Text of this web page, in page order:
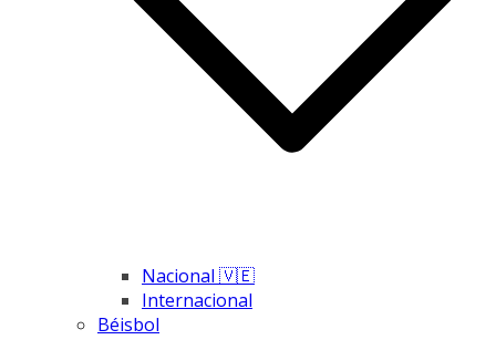
Nacional 🇻🇪
Internacional
Béisbol